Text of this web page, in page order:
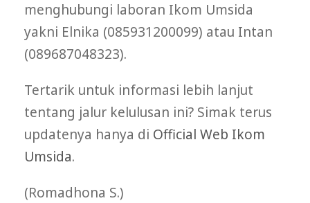
menghubungi laboran Ikom Umsida
yakni Elnika (085931200099) atau Intan
(089687048323).
Tertarik untuk informasi lebih lanjut
tentang jalur kelulusan ini? Simak terus
updatenya hanya di Official Web Ikom
Umsida.
(Romadhona S.)